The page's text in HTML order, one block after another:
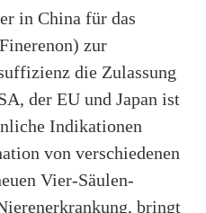
in China für das
zur
die Zulassung
der EU und Japan ist
Indikationen
von verschiedenen
Vier-Säulen-
bringt